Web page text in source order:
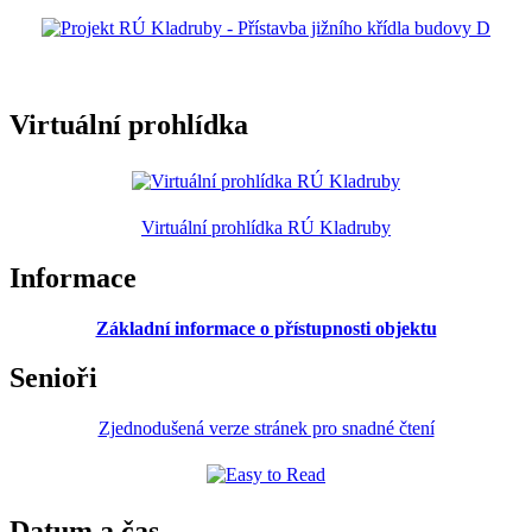
Virtuální prohlídka
Virtuální prohlídka RÚ Kladruby
Informace
Základní informace o přístupnosti objektu
Senioři
Zjednodušená verze stránek pro snadné čtení